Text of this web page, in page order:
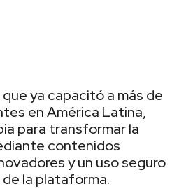
ya capacitó a más de
en América Latina,
para transformar la
contenidos
y un uso seguro
la plataforma.